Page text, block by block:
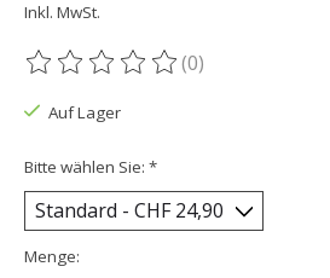
Inkl. MwSt.
Die Bewertung dieses Produkts ist
(0)
Auf Lager
Bitte wählen Sie: *
Menge: